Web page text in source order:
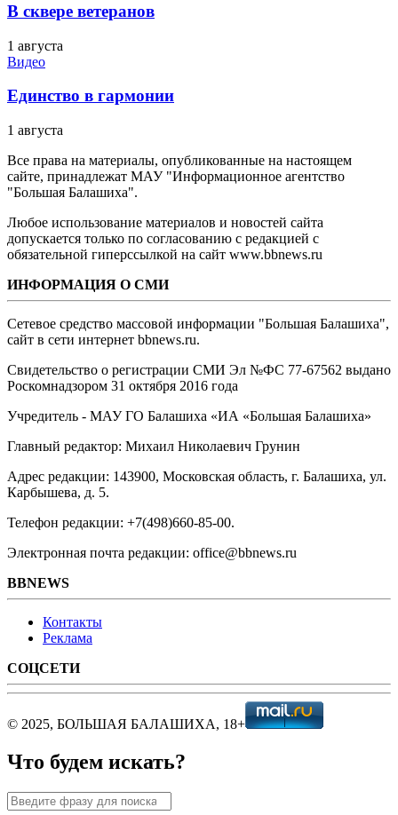
В сквере ветеранов
1 августа
Видео
Единство в гармонии
1 августа
Все права на материалы, опубликованные на настоящем
сайте, принадлежат МАУ "Информационное агентство
"Большая Балашиха".
Любое использование материалов и новостей сайта
допускается только по согласованию с редакцией с
обязательной гиперссылкой на сайт www.bbnews.ru
ИНФОРМАЦИЯ О СМИ
Сетевое средство массовой информации "Большая Балашиха",
сайт в сети интернет bbnews.ru.
Свидетельство о регистрации СМИ Эл №ФС ‎77-67562 выдано
Роскомнадзором 31 октября 2016 года
Учредитель - МАУ ГО Балашиха «ИА «Большая Балашиха»
Главный редактор: Михаил Николаевич Грунин
Адрес редакции: 143900, Московская область, г. Балашиха, ул.
Карбышева, д. 5.
Телефон редакции: +7(498)660-85-00.
Электронная почта редакции: office@bbnews.ru
BBNEWS
Контакты
Реклама
СОЦСЕТИ
© 2025, БОЛЬШАЯ БАЛАШИХА, 18+
Что будем искать?